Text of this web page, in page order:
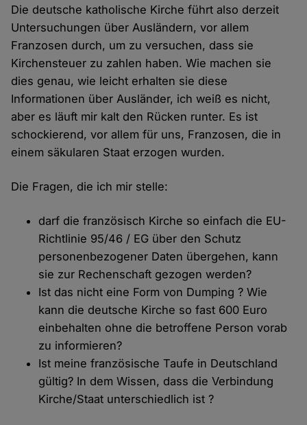
Die deutsche katholische Kirche führt also derzeit
Untersuchungen über Ausländern, vor allem
Franzosen durch, um zu versuchen, dass sie
Kirchensteuer zu zahlen haben. Wie machen sie
dies genau, wie leicht erhalten sie diese
Informationen über Ausländer, ich weiß es nicht,
aber es läuft mir kalt den Rücken runter. Es ist
schockierend, vor allem für uns, Franzosen, die in
einem säkularen Staat erzogen wurden.
Die Fragen, die ich mir stelle:
darf die französisch Kirche so einfach die EU-
Richtlinie 95/46 / EG über den Schutz
personenbezogener Daten übergehen, kann
sie zur Rechenschaft gezogen werden?
Ist das nicht eine Form von Dumping ? Wie
kann die deutsche Kirche so fast 600 Euro
einbehalten ohne die betroffene Person vorab
zu informieren?
Ist meine französische Taufe in Deutschland
gültig? In dem Wissen, dass die Verbindung
Kirche/Staat unterschiedlich ist ?